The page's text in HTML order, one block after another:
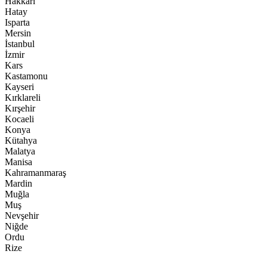
Hatay
Isparta
Mersin
İstanbul
İzmir
Kars
Kastamonu
Kayseri
Kırklareli
Kırşehir
Kocaeli
Konya
Kütahya
Malatya
Manisa
Kahramanmaraş
Mardin
Muğla
Muş
Nevşehir
Niğde
Ordu
Rize